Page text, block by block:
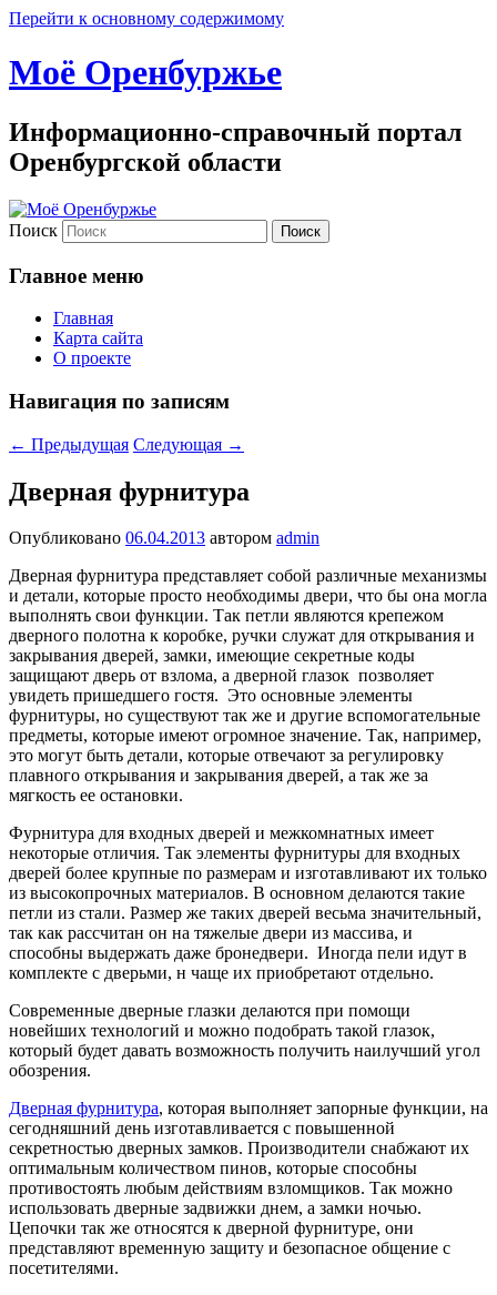
Перейти к основному содержимому
Моё Оренбуржье
Информационно-справочный портал
Оренбургской области
Поиск
Главное меню
Главная
Карта сайта
О проекте
Навигация по записям
← Предыдущая Следующая →
Дверная фурнитура
Опубликовано 06.04.2013 автором admin
Дверная фурнитура представляет собой различные механизмы
и детали, которые просто необходимы двери, что бы она могла
выполнять свои функции. Так петли являются крепежом
дверного полотна к коробке, ручки служат для открывания и
закрывания дверей, замки, имеющие секретные коды
защищают дверь от взлома, а дверной глазок позволяет
увидеть пришедшего гостя. Это основные элементы
фурнитуры, но существуют так же и другие вспомогательные
предметы, которые имеют огромное значение. Так, например,
это могут быть детали, которые отвечают за регулировку
плавного открывания и закрывания дверей, а так же за
мягкость ее остановки.
Фурнитура для входных дверей и межкомнатных имеет
некоторые отличия. Так элементы фурнитуры для входных
дверей более крупные по размерам и изготавливают их только
из высокопрочных материалов. В основном делаются такие
петли из стали. Размер же таких дверей весьма значительный,
так как рассчитан он на тяжелые двери из массива, и
способны выдержать даже бронедвери. Иногда пели идут в
комплекте с дверьми, н чаще их приобретают отдельно.
Современные дверные глазки делаются при помощи
новейших технологий и можно подобрать такой глазок,
который будет давать возможность получить наилучший угол
обозрения.
Дверная фурнитура, которая выполняет запорные функции, на
сегодняшний день изготавливается с повышенной
секретностью дверных замков. Производители снабжают их
оптимальным количеством пинов, которые способны
противостоять любым действиям взломщиков. Так можно
использовать дверные задвижки днем, а замки ночью.
Цепочки так же относятся к дверной фурнитуре, они
представляют временную защиту и безопасное общение с
посетителями.